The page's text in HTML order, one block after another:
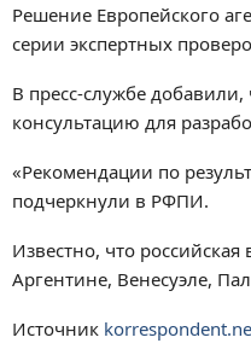
Решение Европейского
серии экспертных
В пресс-службе добавили,
консультацию для
«Рекомендации по
подчеркнули в РФПИ.
Известно, что
Аргентине, Венесуэле,
Источник